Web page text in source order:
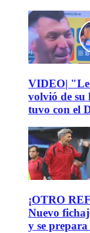
VIDEO|
volvió de su
tuvo con el
¡OTRO
Nuevo
y se